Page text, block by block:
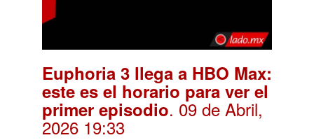
Euphoria 3 llega a HBO Max:
este es el horario para ver el
primer episodio. 09 de Abril,
2026 19:33